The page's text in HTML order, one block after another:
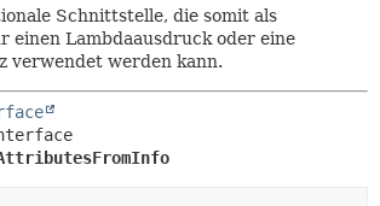
KONSTRUKTOR
METHODE
Schnittstelle, die somit als
einen Lambdaausdruck oder eine
verwendet werden kann.